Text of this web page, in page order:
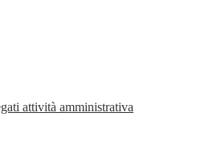
attività amministrativa